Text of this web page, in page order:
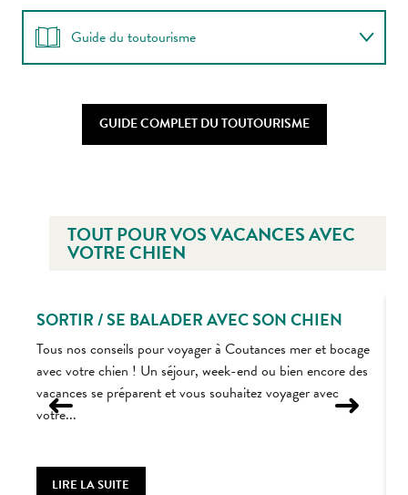
Guide du toutourisme
Se loger avec son chien
GUIDE COMPLET DU TOUTOURISME
TOUT POUR VOS VACANCES AVEC
VOTRE CHIEN
SORTIR / SE BALADER AVEC SON CHIEN
Tous nos conseils pour voyager à Coutances mer et bocage
avec votre chien ! Un séjour, week-end ou bien encore des
vacances se préparent et vous souhaitez voyager avec
votre...
LIRE LA SUITE